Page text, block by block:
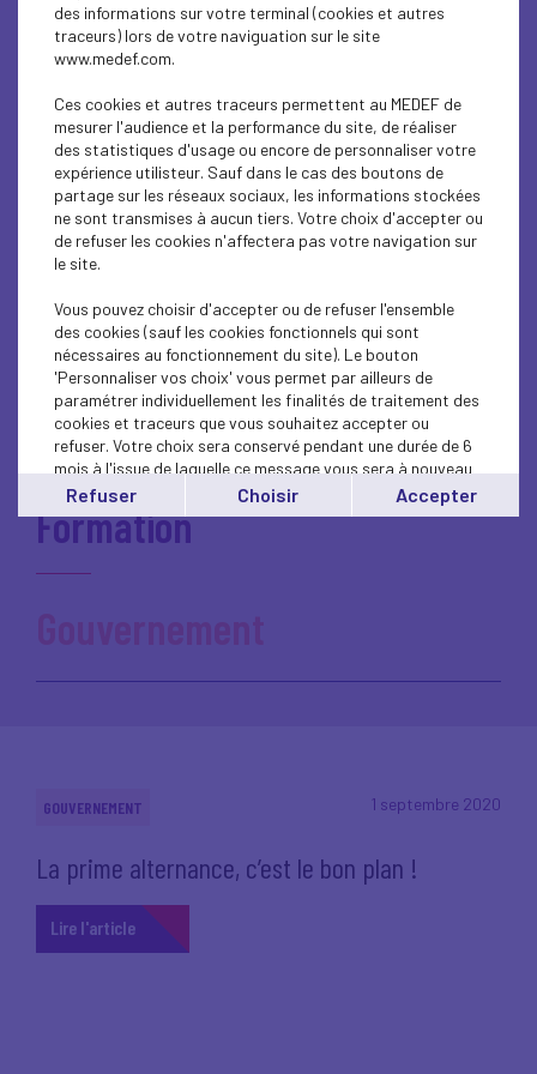
CORONAVIRUS
Côté Environnement
Elections
Entreprises de la Côte d'Opale
Événementiels internes
Formation
1 septembre 2020
GOUVERNEMENT
La prime alternance, c’est le bon plan !
Lire l'article
des informations sur votre terminal (cookies et autres
traceurs) lors de votre naviguation sur le site
www.medef.com.
Ces cookies et autres traceurs permettent au MEDEF de
mesurer l'audience et la performance du site, de réaliser
des statistiques d'usage ou encore de personnaliser votre
expérience utilisteur. Sauf dans le cas des boutons de
partage sur les réseaux sociaux, les informations stockées
ne sont transmises à aucun tiers. Votre choix d'accepter ou
de refuser les cookies n'affectera pas votre navigation sur
le site.
Vous pouvez choisir d'accepter ou de refuser l'ensemble
des cookies (sauf les cookies fonctionnels qui sont
nécessaires au fonctionnement du site). Le bouton
'Personnaliser vos choix' vous permet par ailleurs de
paramétrer individuellement les finalités de traitement des
cookies et traceurs que vous souhaitez accepter ou
refuser. Votre choix sera conservé pendant une durée de 6
mois à l'issue de laquelle ce message vous sera à nouveau
affiché..
Vous pouvez modifier votre choix à tout moment en
cliquant sur le lien
Refuser Choisir Accepter